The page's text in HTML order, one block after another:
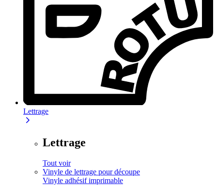
Lettrage
Lettrage
Tout voir
Vinyle de lettrage pour découpe
Vinyle adhésif imprimable